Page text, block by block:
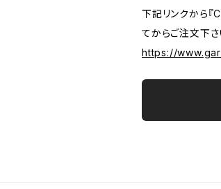
下記リンクから
てからご注文下さ
https://